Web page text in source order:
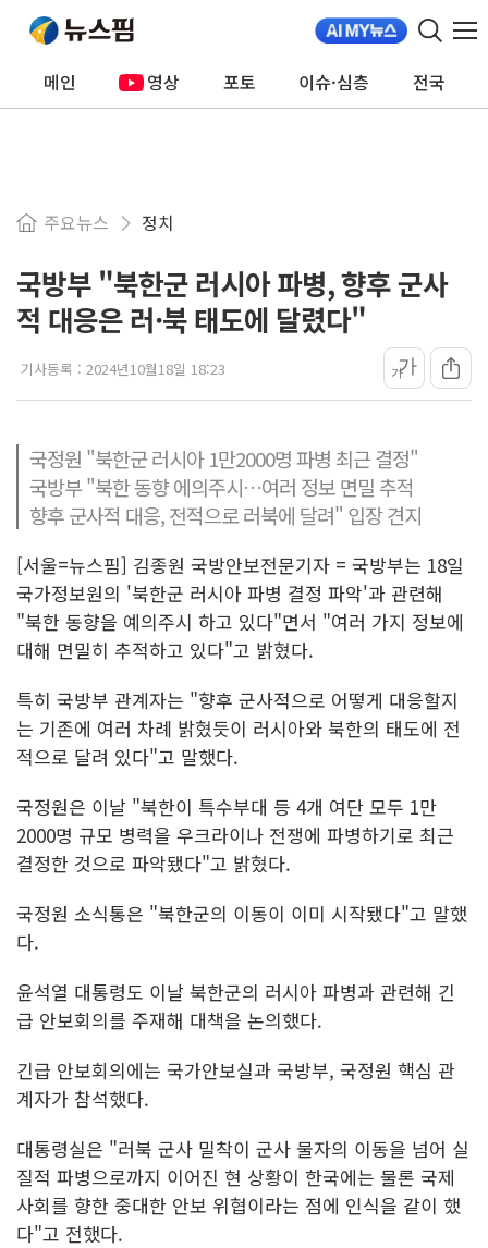
메인 영상 포토 이슈·심층 전국
주요뉴스 정치
국방부 "북한군 러시아 파병, 향후 군사
적 대응은 러·북 태도에 달렸다"
기사등록 : 2024년10월18일 18:23 가가
국정원 "북한군 러시아 1만2000명 파병 최근 결정"
국방부 "북한 동향 에의주시…여러 정보 면밀 추적
향후 군사적 대응, 전적으로 러북에 달려" 입장 견지
[서울=뉴스핌] 김종원 국방안보전문기자 = 국방부는 18일
국가정보원의 '북한군 러시아 파병 결정 파악'과 관련해
"북한 동향을 예의주시 하고 있다"면서 "여러 가지 정보에
대해 면밀히 추적하고 있다"고 밝혔다.
특히 국방부 관계자는 "향후 군사적으로 어떻게 대응할지
는 기존에 여러 차례 밝혔듯이 러시아와 북한의 태도에 전
적으로 달려 있다"고 말했다.
국정원은 이날 "북한이 특수부대 등 4개 여단 모두 1만
2000명 규모 병력을 우크라이나 전쟁에 파병하기로 최근
결정한 것으로 파악됐다"고 밝혔다.
국정원 소식통은 "북한군의 이동이 이미 시작됐다"고 말했
다.
윤석열 대통령도 이날 북한군의 러시아 파병과 관련해 긴
급 안보회의를 주재해 대책을 논의했다.
긴급 안보회의에는 국가안보실과 국방부, 국정원 핵심 관
계자가 참석했다.
대통령실은 "러북 군사 밀착이 군사 물자의 이동을 넘어 실
질적 파병으로까지 이어진 현 상황이 한국에는 물론 국제
사회를 향한 중대한 안보 위협이라는 점에 인식을 같이 했
다"고 전했다.